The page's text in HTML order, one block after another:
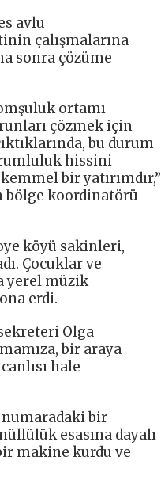
avlu
çalışmalarına
sonra çözüme
ortamı
çözmek için
bu durum
hissini
bir yatırımdır,”
bölge koordinatörü
köyü sakinleri,
Çocuklar ve
yerel müzik
erdi.
Olga
bir araya
hale
numaradaki bir
esasına dayalı
makine kurdu ve